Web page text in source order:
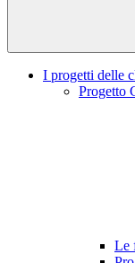
I progetti delle
Progetto
Le